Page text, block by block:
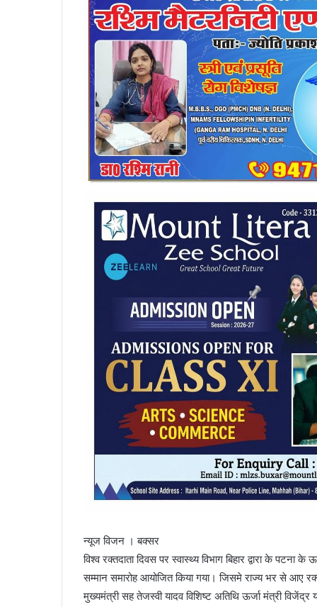
न्यूज विजन । बक्सर
विश्व रक्तदाता दिवस पर स्वास्थ्य विभाग बिहार द्वारा के पटना
सम्मान समारोह आयोजित किया गया। जिसमे राज्य भर से आए
मुख्यमंत्री सह तेजस्वी यादव विशिष्ट अतिथि ऊर्जा मंत्री